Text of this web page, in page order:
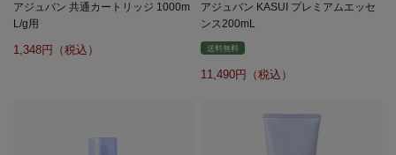
アジュバン 共通カートリッジ 1000m
L/g用
1,348
アジュバン KASUI プレミアムエッセ
ンス200mL
送料無料
11,490